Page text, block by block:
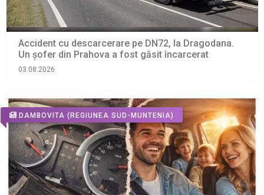
Accident cu descarcerare pe DN72, la Dragodana.
Un șofer din Prahova a fost găsit încarcerat
03.08.2026
DAMBOVITA (REGIUNEA SUD-MUNTENIA)